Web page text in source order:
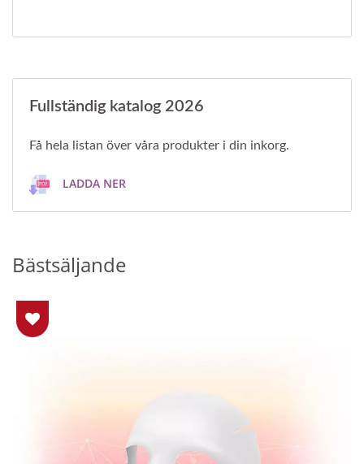
Fullständig katalog 2026
Få hela listan över våra produkter i din inkorg.
LADDA NER
Bästsäljande